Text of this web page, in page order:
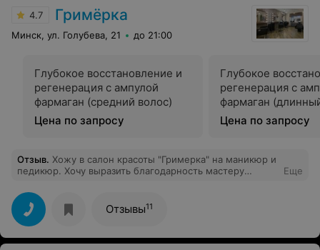
4.7 Гримёрка
Минск, ул. Голубева, 21 до 21:00
Глубокое восстановление и
регенерация с ампулой
фармаган (средний волос)
Цена по запросу
Глубокое
регенерация с
фармаган
Цена по запросу
Отзыв. Хожу в салон красоты "Гримерка" на маникюр и
педикюр. Хочу выразить благодарность мастеру
качественно и аккуратно делает педикюр. К каждому
клиенту подходит индивидуально. Я всегда довольна и
ухожу с красивыми ноготочками и ухоженными
ножками! Советую!
Еще
Отзывы11